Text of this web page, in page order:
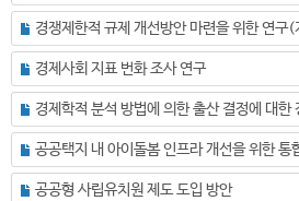
경쟁제한적 규제 개선방안 마련을 위한 연구
경제사회 지표 번화 조사 연구
경제학적 분석 방법에 의한 출산 결정에 대한
공공형 사립유치원 제도 도입 방안